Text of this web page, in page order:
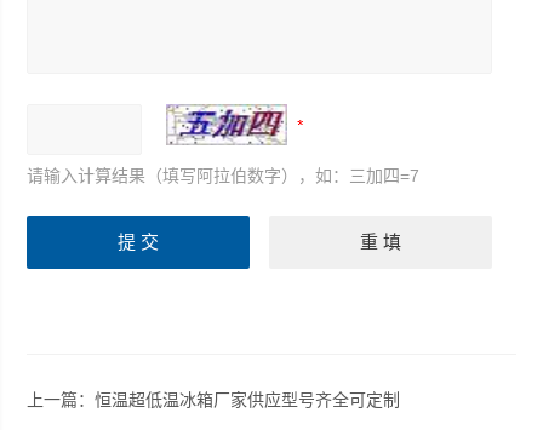
请输入计算结果（填写阿拉伯数字），如：三加四=7
上一篇：恒温超低温冰箱厂家供应型号齐全可定制